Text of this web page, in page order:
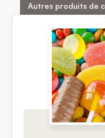
Autres produits de